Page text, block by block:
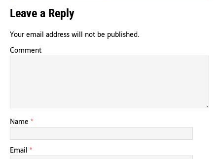
Leave a Reply
Your email address will not be published.
Comment
Name *
Email *